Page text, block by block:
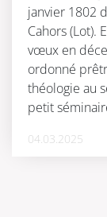
janvier 1802
Cahors (Lot).
vœux en
ordonné
théologie au
petit
04.03.2025